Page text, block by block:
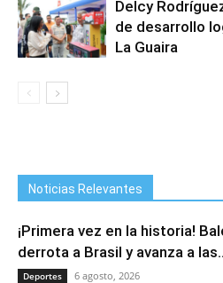
Delcy
de desarrollo
La Guaira
Noticias Relevantes
¡Primera vez en la historia!
derrota a Brasil y avanza a
Deportes 6 agosto, 2026